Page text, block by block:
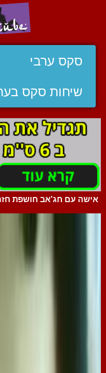
סקס ערבי
שיחות סקס
אישה עם חג'אב חושפת